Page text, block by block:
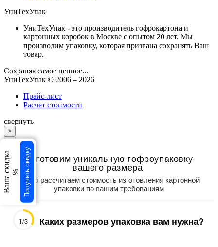
УниТехУпак
УниТехУпак - это производитель гофрокартона и
картонных коробок в Москве с опытом 20 лет. Мы
производим упаковку, которая призвана сохранять Ваш
товар.
Сохраняя самое ценное...
УниТехУпак © 2006 – 2026
Прайс-лист
Расчет стоимости
свернуть
×
Изготовим уникальную гофроупаковку
вашего размера
Точно рассчитаем стоимость изготовления картонной
упаковки по вашим требованиям
1/3 Каких размеров упаковка вам нужна?
Ваша скидка % Получить скидку